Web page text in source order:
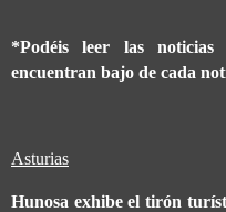
*Podéis leer las
encuentran bajo de cada
Asturias
Hunosa exhibe el tirón